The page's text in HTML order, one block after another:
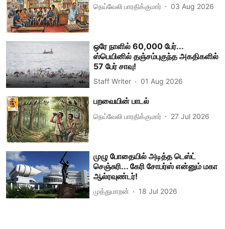
நெய்வேலி பாரதிக்குமார் 03 Aug 2026
ஒரே நாளில் 60,000 பேர்...
ஸ்பெயினில் தஞ்சம்புகுந்த அகதிகளில்
57 பேர் சாவு!
Staff Writer 01 Aug 2026
பறவையின் பாடல்
நெய்வேலி பாரதிக்குமார் 27 Jul 2026
முழு போதையில் அடித்த டெஸ்ட்
செஞ்சுரி... கேரி சோபர்ஸ் என்னும் மகா
ஆல்ரவுண்டர்!
முத்துமாறன் 18 Jul 2026